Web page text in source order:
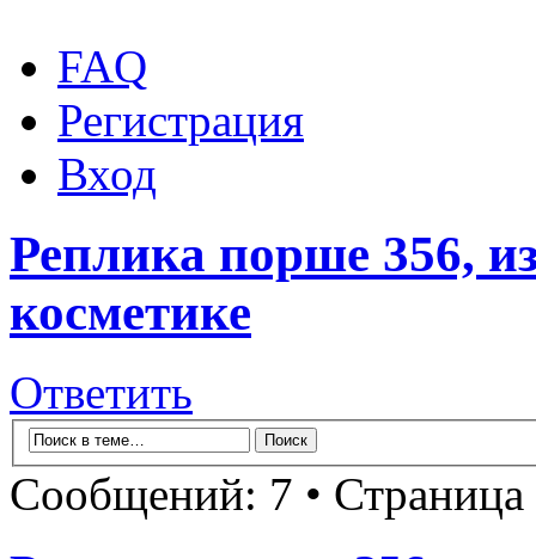
FAQ
Регистрация
Вход
Реплика порше 356,
косметике
Ответить
Сообщений: 7 • Страница